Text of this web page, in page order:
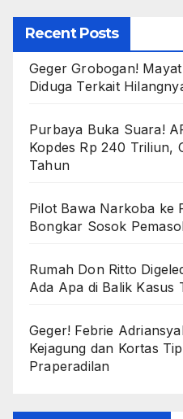
Recent Posts
Geger Grobogan!
Diduga Terkait
Purbaya Buka Suara!
Kopdes Rp 240 Triliun,
Tahun
Pilot Bawa Narkoba ke
Bongkar Sosok
Rumah Don Ritto
Ada Apa di Balik Kasus
Geger! Febrie
Kejagung dan Kortas
Praperadilan